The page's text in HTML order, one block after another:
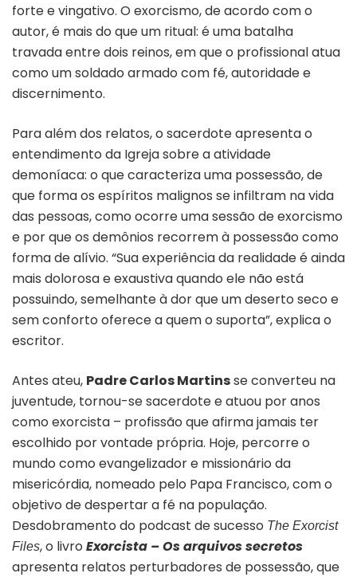
forte e vingativo. O exorcismo, de acordo com o
autor, é mais do que um ritual: é uma batalha
travada entre dois reinos, em que o profissional atua
como um soldado armado com fé, autoridade e
discernimento.
Para além dos relatos, o sacerdote apresenta o
entendimento da Igreja sobre a atividade
demoníaca: o que caracteriza uma possessão, de
que forma os espíritos malignos se infiltram na vida
das pessoas, como ocorre uma sessão de exorcismo
e por que os demônios recorrem à possessão como
forma de alívio. “Sua experiência da realidade é ainda
mais dolorosa e exaustiva quando ele não está
possuindo, semelhante à dor que um deserto seco e
sem conforto oferece a quem o suporta”, explica o
escritor.
Antes ateu, Padre Carlos Martinsse converteu na
juventude, tornou-se sacerdote e atuou por anos
como exorcista – profissão que afirma jamais ter
escolhido por vontade própria. Hoje, percorre o
mundo como evangelizador e missionário da
misericórdia, nomeado pelo Papa Francisco, com o
objetivo de despertar a fé na população.
Desdobramento do podcast de sucesso The Exorcist
Files, o livro Exorcista – Os arquivos secretos
apresenta relatos perturbadores de possessão, que